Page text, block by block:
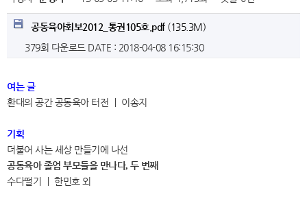
공동육아회보2012_통권105호.pdf(135.3M)
379회 다운로드 DATE : 2018-04-08 16:15:30
여는 글
환대의 공간 공동육아 터전
이송지
기획
더불어 사는 세상 만들기에 나선
공동육아 졸업 부모들을 만나다, 두 번째
수다떨기
｜한민호 외